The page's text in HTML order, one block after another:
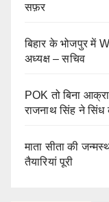
सफ़र
बिहार के भोजपुर में
अध्यक्ष – सचिव
POK तो बिना
राजनाथ सिंह ने
माता सीता की
तैयारियां पूरी